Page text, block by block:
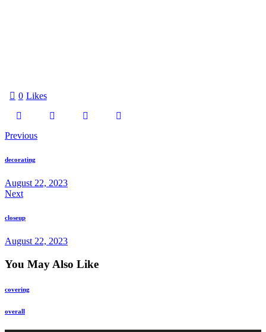
0 Likes
Previous
decorating
August 22, 2023
Next
closeup
August 22, 2023
You May Also Like
covering
overall